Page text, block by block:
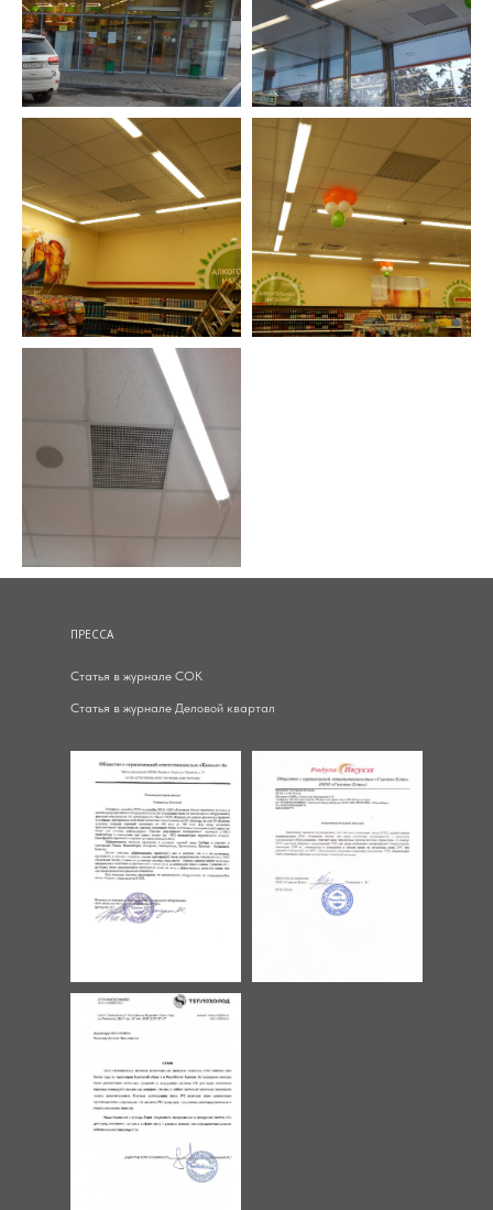
ПРЕССА
Статья в журнале СОК
Статья в журнале Деловой квартал